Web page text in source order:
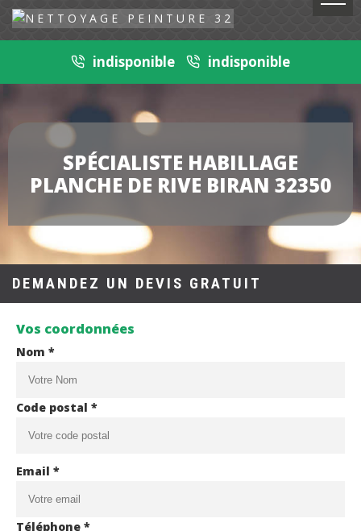
indisponible indisponible
SPÉCIALISTE HABILLAGE
PLANCHE DE RIVE BIRAN 32350
DEMANDEZ UN DEVIS GRATUIT
Vos coordonnées
Nom *
Code postal *
Email *
Téléphone *